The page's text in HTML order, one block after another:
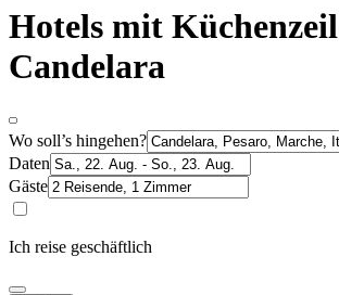
Hotels mit
Candelara
Wo soll’s hingehen?
Daten
Gäste
Ich reise geschäftlich